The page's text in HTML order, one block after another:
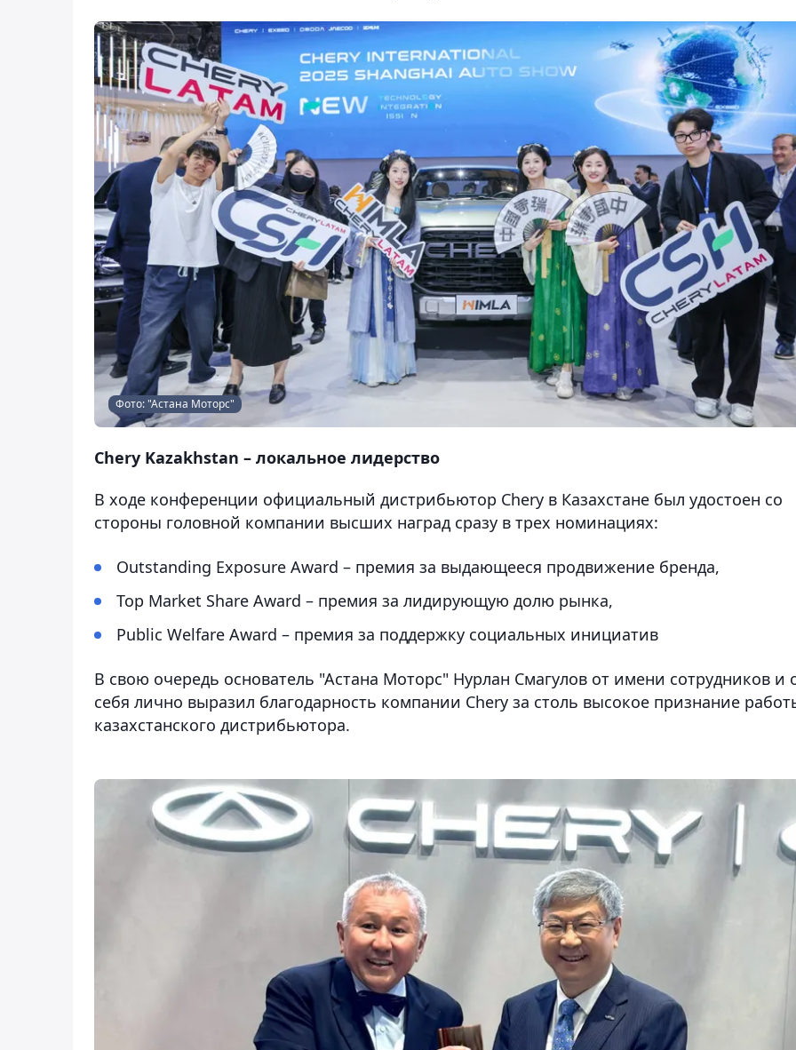
Фото: "Астана Моторс"
Chery Kazakhstan – локальное лидерство
В ходе конференции официальный дистрибьютор Chery в Казахстане был удостоен со
стороны головной компании высших наград сразу в трех номинациях:
Outstanding Exposure Award – премия за выдающееся продвижение бренда,
Top Market Share Award – премия за лидирующую долю рынка,
Public Welfare Award – премия за поддержку социальных инициатив
В свою очередь основатель "Астана Моторс" Нурлан Смагулов от имени сотрудников и
себя лично выразил благодарность компании Chery за столь высокое признание
казахстанского дистрибьютора.